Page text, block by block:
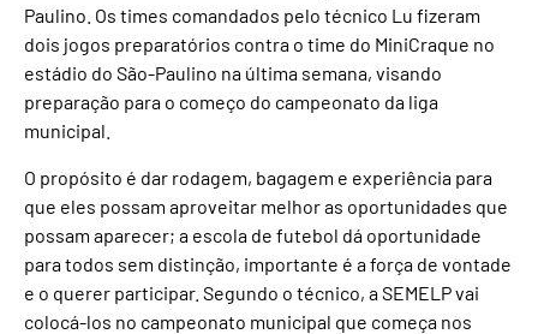
Paulino. Os times comandados pelo técnico Lu fizeram
dois jogos preparatórios contra o time do MiniCraque no
estádio do São-Paulino na última semana, visando
preparação para o começo do campeonato da liga
municipal.
O propósito é dar rodagem, bagagem e experiência para
que eles possam aproveitar melhor as oportunidades que
possam aparecer; a escola de futebol dá oportunidade
para todos sem distinção, importante é a força de vontade
e o querer participar. Segundo o técnico, a SEMELP vai
colocá-los no campeonato municipal que começa nos